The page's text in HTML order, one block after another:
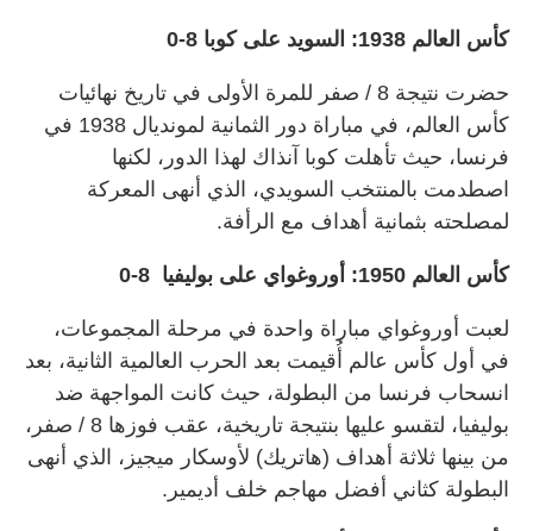
كأس العالم 1938: السويد على كوبا 8-0
حضرت نتيجة 8 / صفر للمرة الأولى في تاريخ نهائيات
كأس العالم، في مباراة دور الثمانية لمونديال 1938 في
فرنسا، حيث تأهلت كوبا آنذاك لهذا الدور، لكنها
اصطدمت بالمنتخب السويدي، الذي أنهى المعركة
لمصلحته بثمانية أهداف مع الرأفة.
كأس العالم 1950: أوروغواي على بوليفيا 8-0
لعبت أوروغواي مباراة واحدة في مرحلة المجموعات،
في أول كأس عالم أُقيمت بعد الحرب العالمية الثانية، بعد
انسحاب فرنسا من البطولة، حيث كانت المواجهة ضد
بوليفيا، لتقسو عليها بنتيجة تاريخية، عقب فوزها 8 / صفر،
من بينها ثلاثة أهداف (هاتريك) لأوسكار ميجيز، الذي أنهى
البطولة كثاني أفضل مهاجم خلف أديمير.